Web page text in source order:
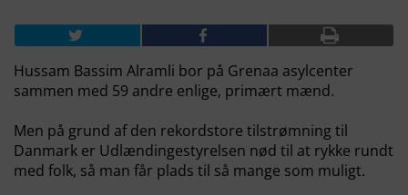
Hussam Bassim Alramli bor på Grenaa asylcenter
sammen med 59 andre enlige, primært mænd.
Men på grund af den rekordstore tilstrømning til
Danmark er Udlændingestyrelsen nød til at rykke rundt
med folk, så man får plads til så mange som muligt.